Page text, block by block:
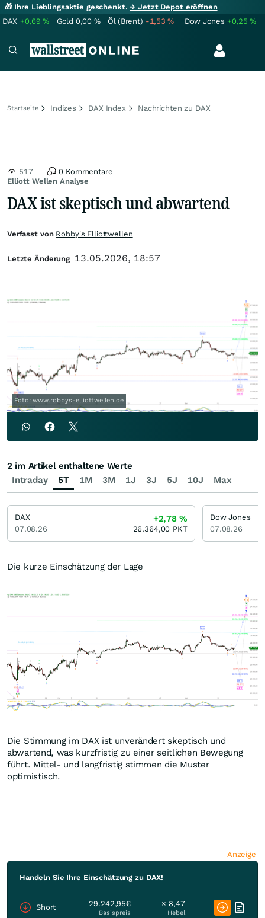
🎁 Ihre Lieblingsaktie geschenkt.→ Jetzt Depot eröffnen
DAX +0,69% Gold 0,00 % Öl (Brent) -1,53% Dow Jones +0,25%
Startseite Indizes DAX Index Nachrichten zu DAX
Elliott Wellen Analyse
517 0 Kommentare
DAX ist skeptisch und abwartend
Foto: www.robbys-elliottwellen.de
Die kurze Einschätzung der Lage
Die Stimmung im DAX ist unverändert skeptisch und
abwartend, was kurzfristig zu einer seitlichen Bewegung
führt. Mittel- und langfristig stimmen die Muster
optimistisch.
Anzeige
Handeln Sie Ihre Einschätzung zu DAX!
Short 29.242,95€
Basispreis
× 8,47
Hebel
Verfasst von Robby's Elliottwellen
Letzte Änderung 13.05.2026, 18:57
Intraday 5T 1M 3M 1J 3J 5J 10J Max
2 im Artikel enthaltene Werte
DAX
07.08.26
+2,78%
26.364,00 PKT
Dow Jones
07.08.26